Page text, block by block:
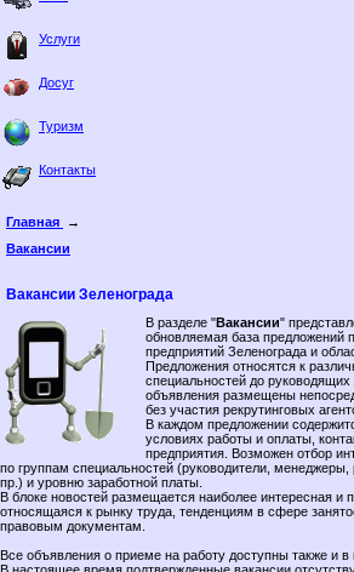
Услуги
Досуг
Туризм
Контакты
Главная
→
Вакансии
Вакансии Зеленограда
В разделе "Вакансии"
обновляемая база предложений
предприятий Зеленограда и
Предложения относятся к
специальностей до
объявления размещены
без участия рекрутинговых
В каждом предложении
условиях работы и оплаты,
предприятия. Возможен отбор
по группам специальностей (руководители,
пр.) и уровню заработной платы.
В блоке новостей размещается наиболее интересная и
относящаяся к рынку труда, тенденциям в сфере
правовым документам.
Все объявления о приеме на работу доступны также и в